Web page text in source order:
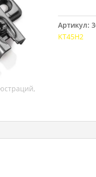
135°
Артикул:
KT45H2